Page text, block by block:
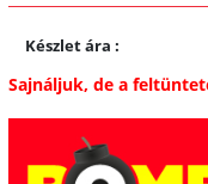
Készlet ára :
Sajnáljuk, de a